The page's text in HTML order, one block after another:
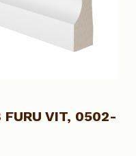
FURU VIT, 0502-